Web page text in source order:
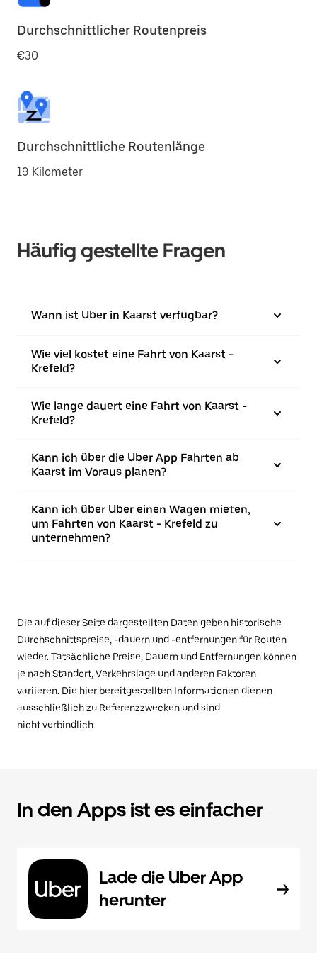
Durchschnittlicher Routenpreis
€30
Durchschnittliche Routenlänge
19 Kilometer
Häufig gestellte Fragen
Wann ist Uber in Kaarst verfügbar?
Wie viel kostet eine Fahrt von Kaarst -
Krefeld?
Wie lange dauert eine Fahrt von Kaarst -
Krefeld?
Kann ich über die Uber App Fahrten ab
Kaarst im Voraus planen?
Kann ich über Uber einen Wagen mieten,
um Fahrten von Kaarst - Krefeld zu
unternehmen?
Die auf dieser Seite dargestellten Daten geben historische
Durchschnittspreise, -dauern und -entfernungen für Routen
wieder. Tatsächliche Preise, Dauern und Entfernungen können
je nach Standort, Verkehrslage und anderen Faktoren
variieren. Die hier bereitgestellten Informationen dienen
ausschließlich zu Referenzzwecken und sind
nicht verbindlich.
In den Apps ist es einfacher
Lade die Uber App
herunter